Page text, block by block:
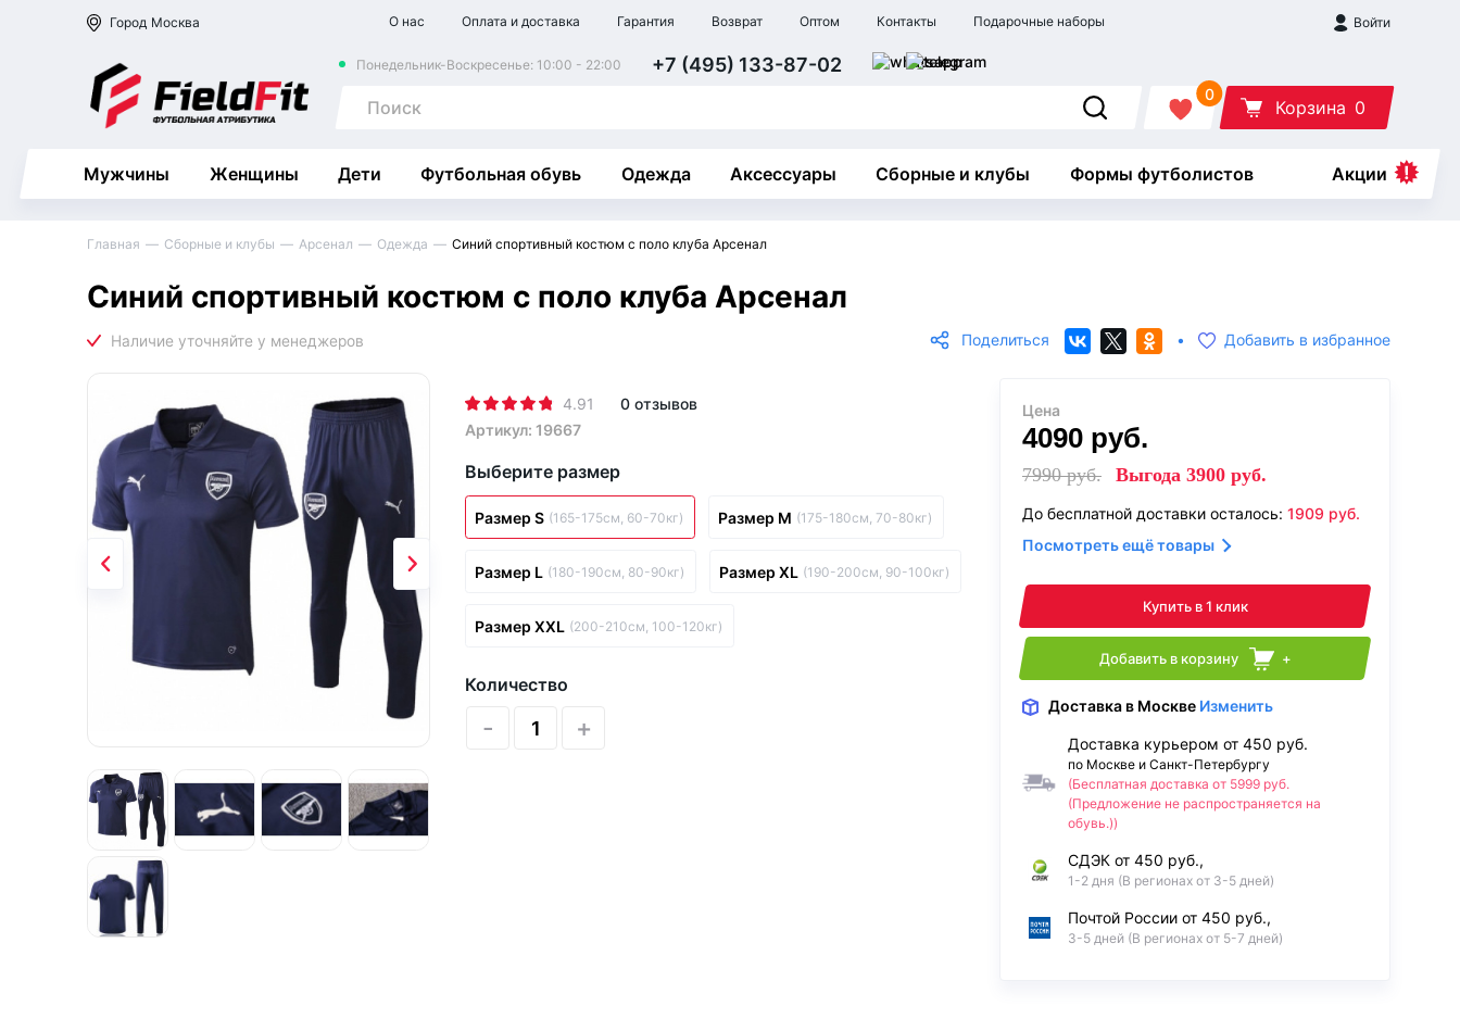
Город Москва О нас Оплата и доставка Гарантия Возврат Оптом Контакты Подарочные наборы Войти
Понедельник-Воскресенье: 10:00 - 22:00 +7 (495) 133-87-02
0
Корзина 0
Мужчины Женщины Дети Футбольная обувь Одежда Аксессуары Сборные и клубы Формы футболистов Акции
Главная Сборные и клубы Арсенал Одежда Синий спортивный костюм с поло клуба Арсенал
Синий спортивный костюм с поло клуба Арсенал
Поделиться • Добавить в избранное
4.91
0 отзывов
Артикул: 19667
Выберите размер
Размер S (165-175см, 60-70кг) Размер M (175-180см, 70-80кг)
Размер L (180-190см, 80-90кг) Размер XL (190-200см, 90-100кг)
Размер XXL (200-210см, 100-120кг)
Количество
- +
Цена
4090 руб.
7990руб. Выгода 3900 руб.
До бесплатной доставки осталось: 1909 руб.
Посмотреть ещё товары
Купить в 1 клик
Добавить в корзину +
Доставка в Москве Изменить
Доставка курьером от 450 руб.
по Москве и Санкт-Петербургу
(Бесплатная доставка от 5999 руб.
(Предложение не распространяется на
обувь.))
СДЭК от 450 руб.,
1-2 дня (В регионах от 3-5 дней)
Почтой России от 450 руб.,
3-5 дней (В регионах от 5-7 дней)